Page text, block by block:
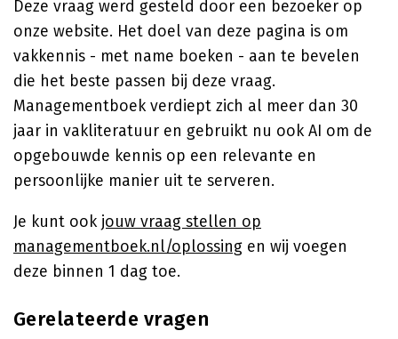
Deze vraag werd gesteld door een bezoeker op
onze website. Het doel van deze pagina is om
vakkennis - met name boeken - aan te bevelen
die het beste passen bij deze vraag.
Managementboek verdiept zich al meer dan 30
jaar in vakliteratuur en gebruikt nu ook AI om de
opgebouwde kennis op een relevante en
persoonlijke manier uit te serveren.
Je kunt ook jouw vraag stellen op
managementboek.nl/oplossing en wij voegen
deze binnen 1 dag toe.
Gerelateerde vragen